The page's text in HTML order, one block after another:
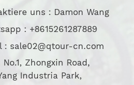
uns : Damon Wang
: +8615261287889
: sale02@qtour-cn.com
Zhongxin Road,
Industria Park,